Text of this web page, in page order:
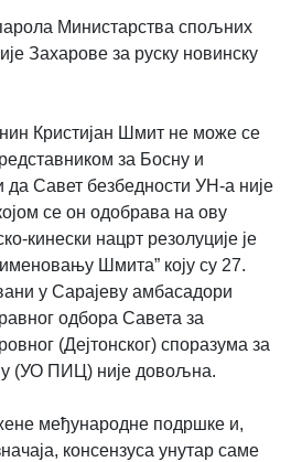
Министарства спољних
Захарове за руску новинску
Кристијан Шмит не може се
за Босну и
да Савет безбедности УН-а није
се он одобрава на ову
кинески нацрт резолуције је
Шмита” коју су 27.
у Сарајеву амбасадори
одбора Савета за
(Дејтонског) споразума за
(УО ПИЦ) није довољна.
међународне подршке и,
консензуса унутар саме